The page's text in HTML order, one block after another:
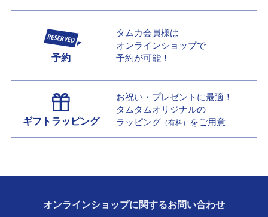
予約
タムカ会員様は
オンラインショップで
予約が可能！
ギフトラッピング
お祝い・プレゼントに最適！
タムタムオリジナルの
ラッピング （有料） をご用意
オンラインショップに関するお問い合わせ